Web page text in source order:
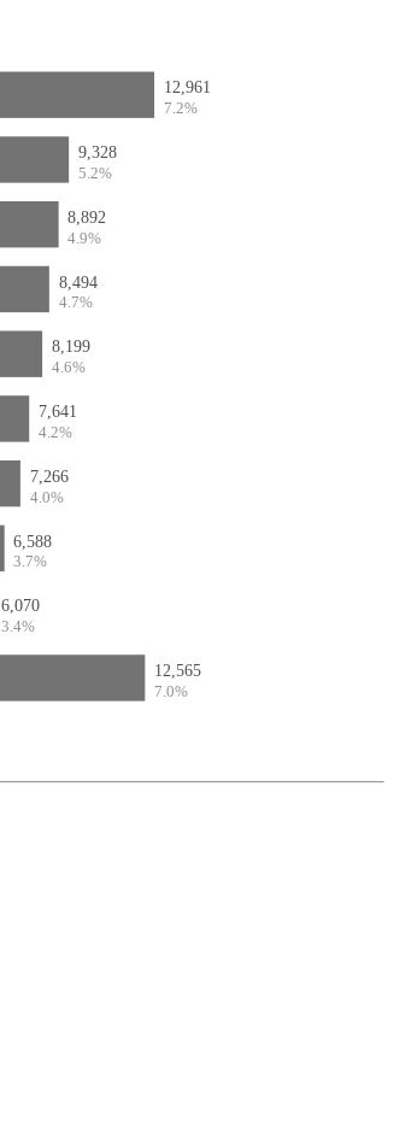
12,961
7.2%
9,328
5.2%
8,892
4.9%
8,494
4.7%
8,199
4.6%
7,641
4.2%
7,266
4.0%
6,588
3.7%
6,070
3.4%
12,565
7.0%